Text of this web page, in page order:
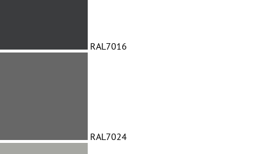
RAL7016
RAL7024